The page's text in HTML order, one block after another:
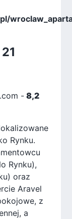
- 8,2
Rynku.
Rynku),
oraz
Aravel
z
a